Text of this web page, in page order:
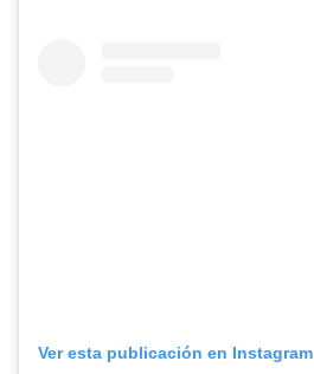
Ver esta publicación en Instagram